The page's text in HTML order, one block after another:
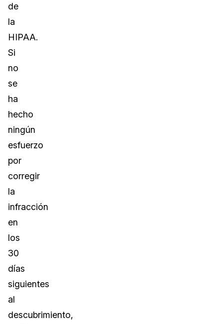
de
la
HIPAA.
Si
no
se
ha
hecho
ningún
esfuerzo
por
corregir
la
infracción
en
los
30
días
siguientes
al
descubrimiento,